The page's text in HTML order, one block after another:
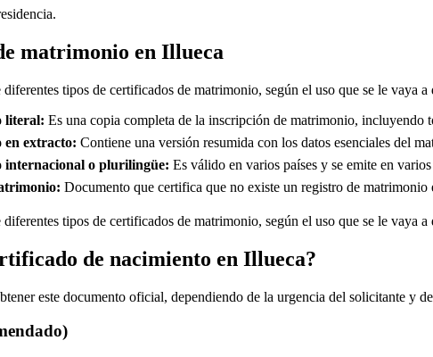
matrimonio en Illueca
diferentes tipos de certificados de matrimonio, según el uso que se le vaya a
literal: Es una copia completa de la inscripción de matrimonio, incluyendo
extracto: Contiene una versión resumida con los datos esenciales del
o plurilingüe: Es válido en varios países y se emite en
Documento que certifica que no existe un registro de
diferentes tipos de certificados de matrimonio, según el uso que se le vaya a
de nacimiento en Illueca?
este documento oficial, dependiendo de la urgencia del solicitante y